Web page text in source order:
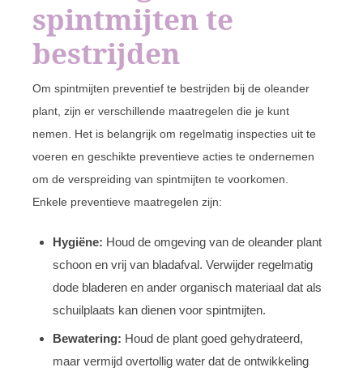
spintmijten te
bestrijden
Om spintmijten preventief te bestrijden bij de oleander
plant, zijn er verschillende maatregelen die je kunt
nemen. Het is belangrijk om regelmatig inspecties uit te
voeren en geschikte preventieve acties te ondernemen
om de verspreiding van spintmijten te voorkomen.
Enkele preventieve maatregelen zijn:
Hygiëne: Houd de omgeving van de oleander plant
schoon en vrij van bladafval. Verwijder regelmatig
dode bladeren en ander organisch materiaal dat als
schuilplaats kan dienen voor spintmijten.
Bewatering: Houd de plant goed gehydrateerd,
maar vermijd overtollig water dat de ontwikkeling